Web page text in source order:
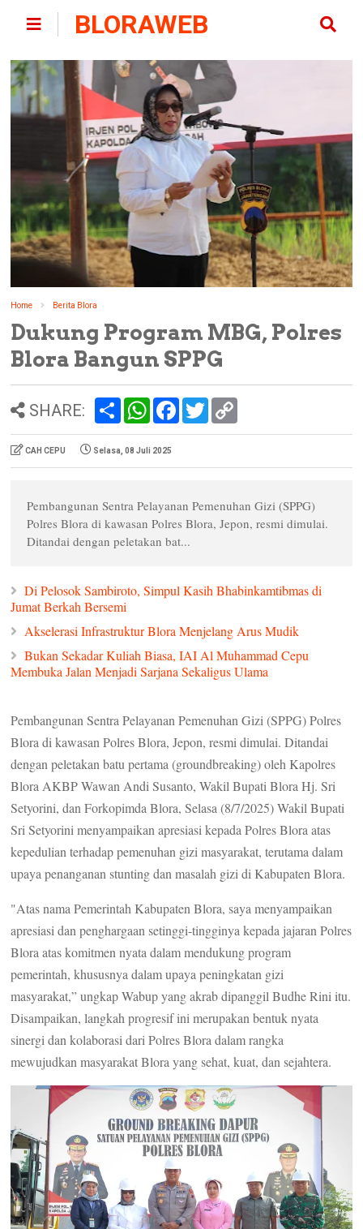
BLORAWEB
Home Berita Blora
Dukung Program MBG, Polres
Blora Bangun SPPG
SHARE:
e
W
s
A
o
w
e
i
CAH CEPU Selasa, 08 Juli 2025
Pembangunan Sentra Pelayanan Pemenuhan Gizi (SPPG)
Polres Blora di kawasan Polres Blora, Jepon, resmi dimulai.
Ditandai dengan peletakan bat...
Di Pelosok Sambiroto, Simpul Kasih Bhabinkamtibmas di
Jumat Berkah Bersemi
Akselerasi Infrastruktur Blora Menjelang Arus Mudik
Bukan Sekadar Kuliah Biasa, IAI Al Muhammad Cepu
Membuka Jalan Menjadi Sarjana Sekaligus Ulama
Pembangunan Sentra Pelayanan Pemenuhan Gizi (SPPG) Polres
Blora di kawasan Polres Blora, Jepon, resmi dimulai. Ditandai
dengan peletakan batu pertama (groundbreaking) oleh Kapolres
Blora AKBP Wawan Andi Susanto, Wakil Bupati Blora Hj. Sri
Setyorini, dan Forkopimda Blora, Selasa (8/7/2025) Wakil Bupati
Sri Setyorini menyampaikan apresiasi kepada Polres Blora atas
kepedulian terhadap pemenuhan gizi masyarakat, terutama dalam
upaya penanganan stunting dan masalah gizi di Kabupaten Blora.
"Atas nama Pemerintah Kabupaten Blora, saya menyampaikan
apresiasi dan penghargaan setinggi-tingginya kepada jajaran Polres
Blora atas komitmen nyata dalam mendukung program
pemerintah, khususnya dalam upaya peningkatan gizi
masyarakat,” ungkap Wabup yang akrab dipanggil Budhe Rini itu.
Disampaikan, langkah progresif ini merupakan bentuk nyata
sinergi dan kolaborasi dari Polres Blora dalam rangka
mewujudkan masyarakat Blora yang sehat, kuat, dan sejahtera.